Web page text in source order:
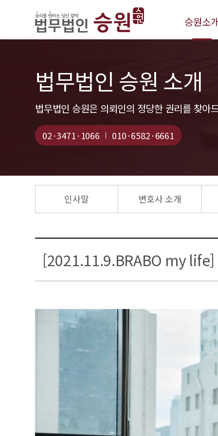
승원소
변호사소
업무분야
언론보도
법무법인 승원 소개
법무법인 승원은 의뢰인의 정당한 권리를 찾아
02·3471·1066 010·6582·6661
인사말 변호사 소개
[2021.11.9.BRABO my life]